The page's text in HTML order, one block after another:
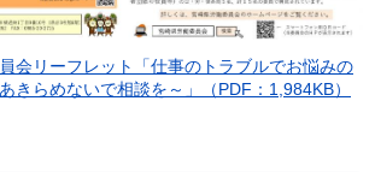
会リーフレット「仕事のトラブルでお悩みの
きらめないで相談を～」（PDF：1,984KB）